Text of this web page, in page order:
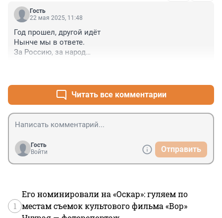
Гость
22 мая 2025, 11:48
Год прошел, другой идёт
Нынче мы в ответе.
За Россию, за народ
Читать все комментарии
Гость
Войти
Отправить
1
Его номинировали на «Оскар»: гуляем по
местам съемок культового фильма «Вор»